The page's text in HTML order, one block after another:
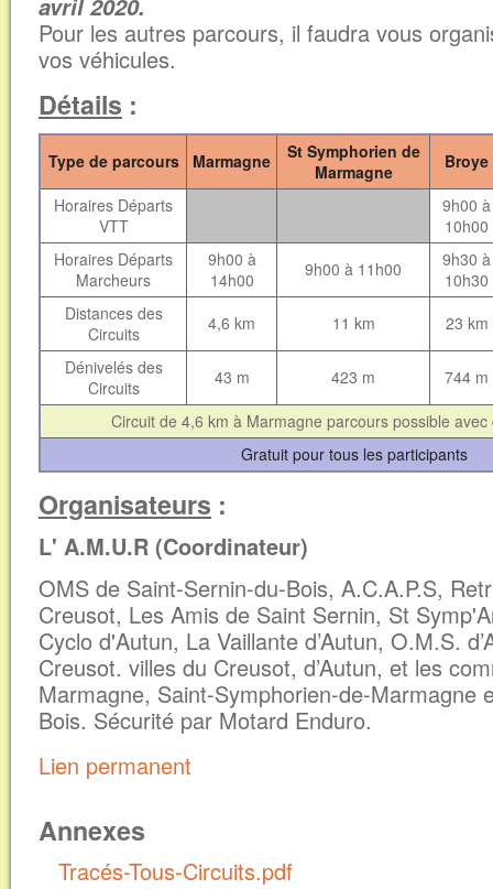
avril 2020.
Pour les autres parcours, il faudra vous
vos véhicules.
Détails :
Type de parcours Marmagne
St Symphorien de
Marmagne
Broye
Horaires Départs
VTT
9h00 à
10h00
Horaires Départs
Marcheurs
9h00 à
14h00
9h00 à 11h00
9h30 à
10h30
Distances des
Circuits
4,6 km 11 km
23 km
Dénivelés des
Circuits
43 m 423 m
744 m
Circuit de 4,6 km à Marmagne parcours possible
Gratuit pour tous les participants
Organisateurs :
L' A.M.U.R (Coordinateur)
OMS de Saint-Sernin-du-Bois, A.C.A.P.S,
Creusot, Les Amis de Saint Sernin, St
Cyclo d'Autun, La Vaillante d’Autun, O.M.S.
Creusot. villes du Creusot, d’Autun, et les
Marmagne, Saint-Symphorien-de-Marmagne
Bois. Sécurité par Motard Enduro.
Lien permanent
Annexes
Tracés-Tous-Circuits.pdf